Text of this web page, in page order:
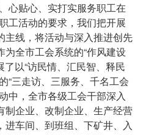
心贴心、实打实服务职工在
工活动的要求，我们把开展
主线，将活动与深入推进创先
全市工会系统的“作风建设
了以“访民情、汇民智、释民
“三走访、三服务、千名工会
中，全市各级工会干部深入
制企业、改制企业、生产经营
车间、到班组、下矿井、入